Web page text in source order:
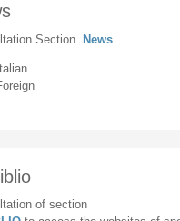
Section News
Italian
of section